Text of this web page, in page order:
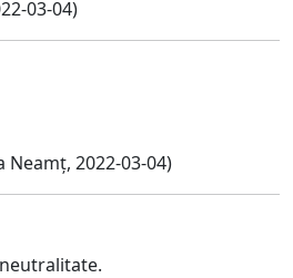
03-04)
Neamț, 2022-03-04)